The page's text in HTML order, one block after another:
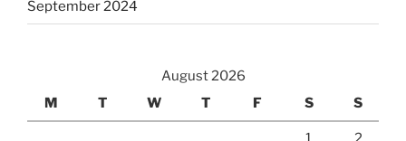
September 2024
August 2026
M
T W T F S S